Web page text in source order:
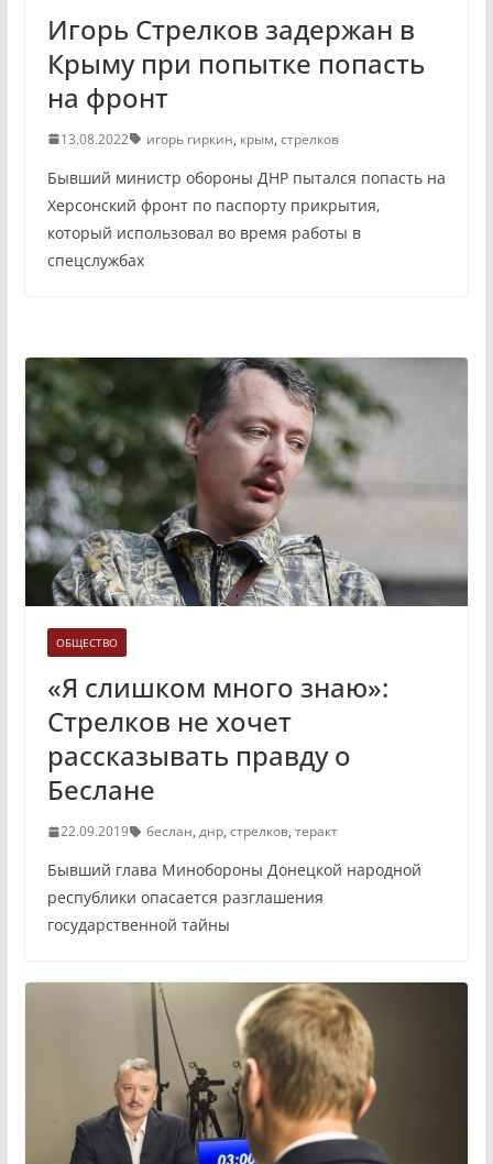
Игорь Стрелков задержан в
Крыму при попытке попасть
на фронт
13.08.2022 игорь гиркин, крым, стрелков
Бывший министр обороны ДНР пытался попасть на
Херсонский фронт по паспорту прикрытия,
который использовал во время работы в
спецслужбах
ОБЩЕСТВО
«Я слишком много знаю»:
Стрелков не хочет
рассказывать правду о
Беслане
22.09.2019 беслан, днр, стрелков, теракт
Бывший глава Минобороны Донецкой народной
республики опасается разглашения
государственной тайны